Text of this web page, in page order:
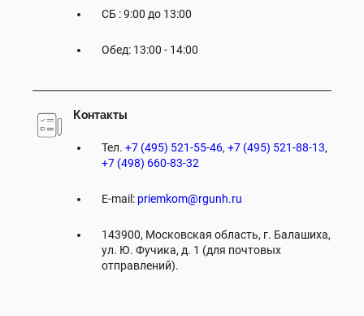
СБ : 9:00 до 13:00
Обед: 13:00 - 14:00
Контакты
Тел. +7 (495) 521-55-46, +7 (495) 521-88-13,
+7 (498) 660-83-32
E-mail: priemkom@rgunh.ru
143900, Московская область, г. Балашиха,
ул. Ю. Фучика, д. 1 (для почтовых
отправлений).